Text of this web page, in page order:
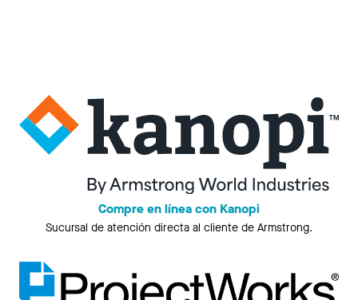
Compre en línea con Kanopi
Sucursal de atención directa al cliente de Armstrong.